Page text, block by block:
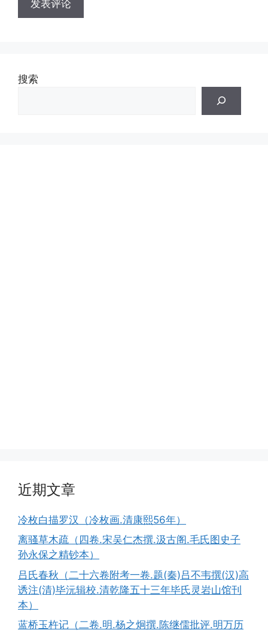
搜索
近期文章
冷枚白描罗汉（冷枚画.清康熙56年）
离骚草木疏（四卷.宋吴仁杰撰.汲古阁.毛氏图史子
孙永保之精钞本）
吕氏春秋（二十六卷附考一卷.题(秦)吕不韦撰(汉)高
诱注(清)毕沅辑校.清乾隆五十三年毕氏灵岩山馆刊
本）
蓝桥玉杵记（二卷.明.杨之炯撰.陈继儒批评.明万历